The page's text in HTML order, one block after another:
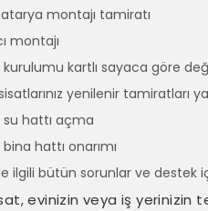
montajı tamiratı
montajı
kurulumu kartlı sayaca göre
yenilenir tamiratları
hattı açma
hattı onarımı
ilgili bütün sorunlar ve destek
evinizin veya iş yerinizin